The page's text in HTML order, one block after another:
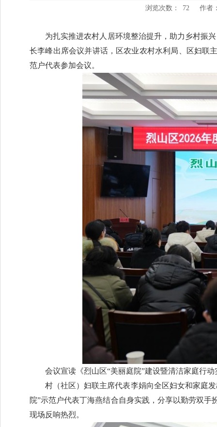
浏览次数： 72 作者
为扎实推进农村人居环境整治提升，助力乡村振
长李峰出席会议并讲话，区农业农村水利局、区妇联
范户代表参加会议。
会议宣读《烈山区“美丽庭院”建设暨清洁家庭行
村（社区）妇联主席代表李娟向全区妇女和家庭
院”示范户代表丁海燕结合自身实践，分享以勤劳双
现场反响热烈。